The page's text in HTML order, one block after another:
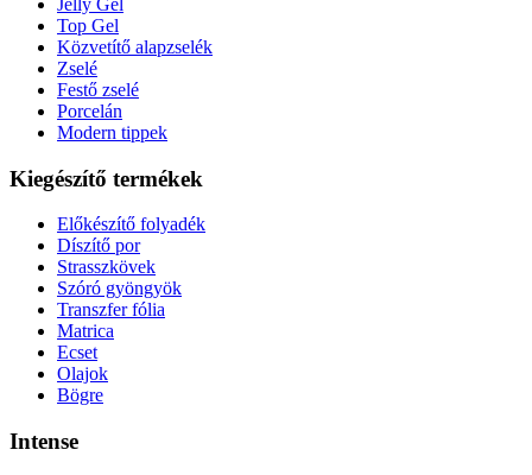
Top Gel
Közvetítő alapzselék
Zselé
Festő zselé
Porcelán
Modern tippek
Kiegészítő termékek
Előkészítő folyadék
Díszítő por
Strasszkövek
Szóró gyöngyök
Transzfer fólia
Matrica
Ecset
Olajok
Bögre
Intense